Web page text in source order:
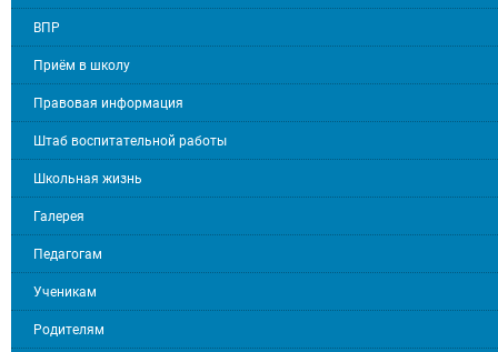
ВПР
Приём в школу
Правовая информация
Штаб воспитательной работы
Школьная жизнь
Галерея
Педагогам
Ученикам
Родителям